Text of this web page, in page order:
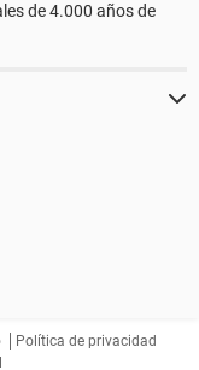
de 4.000 años de
Política de privacidad